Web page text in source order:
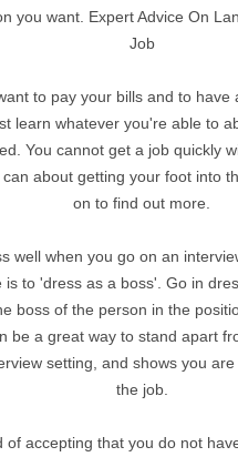
you want. Expert Advice On
Job
to pay your bills and to have
learn whatever you're able to
You cannot get a job quickly
about getting your foot into
on to find out more.
well when you go on an
is to 'dress as a boss'. Go in
boss of the person in the
be a great way to stand apart
setting, and shows you
the job.
of accepting that you do not